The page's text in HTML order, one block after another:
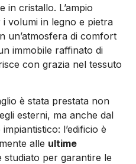
in cristallo. L’ampio
volumi in legno e pietra
un’atmosfera di comfort
immobile raffinato di
con grazia nel tessuto
è stata prestata non
esterni, ma anche dal
l’edificio è
alle ultime
studiato per garantire le